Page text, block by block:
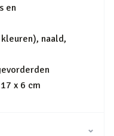
en
naald,
x 6 cm
⌄